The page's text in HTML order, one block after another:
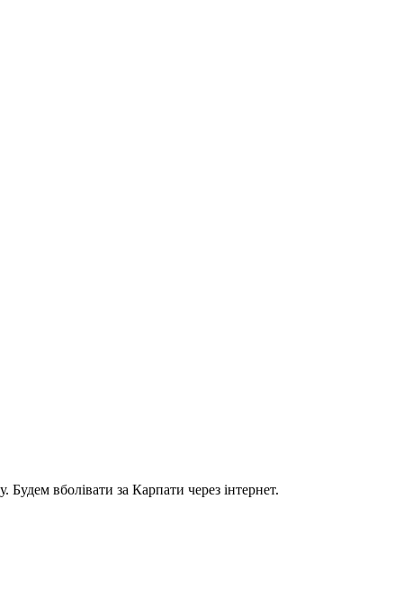
вболівати за Карпати через інтернет.